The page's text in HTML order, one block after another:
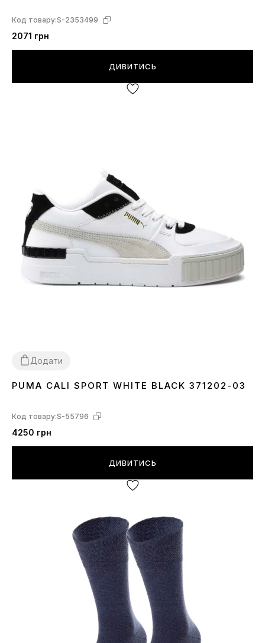
Код товару:S-2353499
2071 грн
ДИВИТИСЬ
Додати
3638
PUMA CALI SPORT WHITE BLACK 371202-03
Код товару:S-55796
4250 грн
ДИВИТИСЬ